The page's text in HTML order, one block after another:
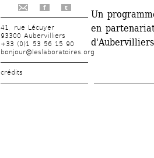
f t
41, rue Lécuyer
93300 Aubervilliers
+33 (0)1 53 56 15 90
bonjour@leslaboratoires.org
crédits
Un
en